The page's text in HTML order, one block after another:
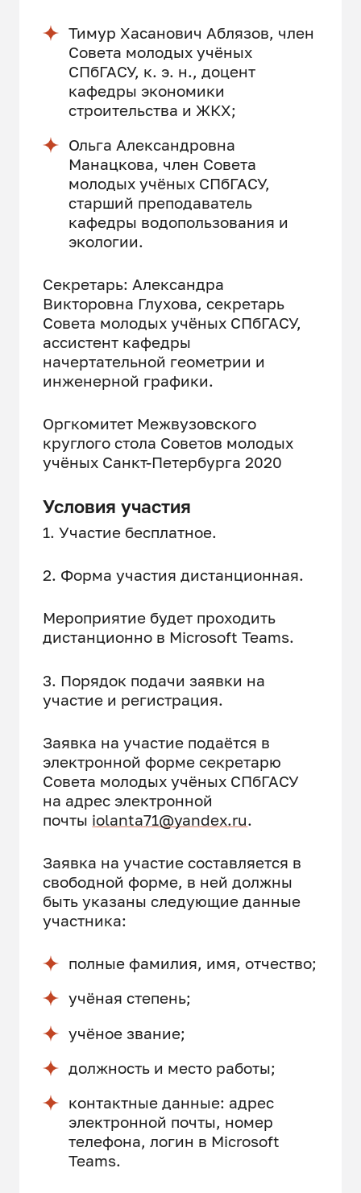
Тимур Хасанович Аблязов, член
Совета молодых учёных
СПбГАСУ, к. э. н., доцент
кафедры экономики
строительства и ЖКХ;
Ольга Александровна
Манацкова, член Совета
молодых учёных СПбГАСУ,
старший преподаватель
кафедры водопользования и
экологии.
Секретарь: Александра
Викторовна Глухова, секретарь
Совета молодых учёных СПбГАСУ,
ассистент кафедры
начертательной геометрии и
инженерной графики.
Оргкомитет Межвузовского
круглого стола Советов молодых
учёных Санкт-Петербурга 2020
Условия участия
1. Участие бесплатное.
2. Форма участия дистанционная.
Мероприятие будет проходить
дистанционно в Microsoft Teams.
3. Порядок подачи заявки на
участие и регистрация.
Заявка на участие подаётся в
электронной форме секретарю
Совета молодых учёных СПбГАСУ
на адрес электронной
почты iolanta71@yandex.ru.
Заявка на участие составляется в
свободной форме, в ней должны
быть указаны следующие данные
участника:
полные фамилия, имя, отчество;
учёная степень;
учёное звание;
должность и место работы;
контактные данные: адрес
электронной почты, номер
телефона, логин в Microsoft
Teams.